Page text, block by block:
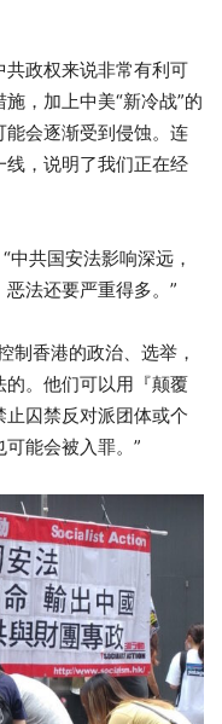
政权来说非常有利可
，加上中美“新冷战”的
会逐渐受到侵蚀。连
，说明了我们正在经
共国安法影响深远，
法还要严重得多。”
制香港的政治、选举，
。他们可以用『颠覆
囚禁反对派团体或个
能会被入罪。”